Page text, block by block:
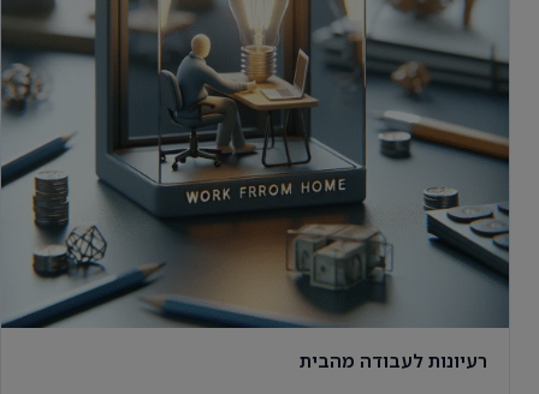
רעיונות לעבודה מהבית